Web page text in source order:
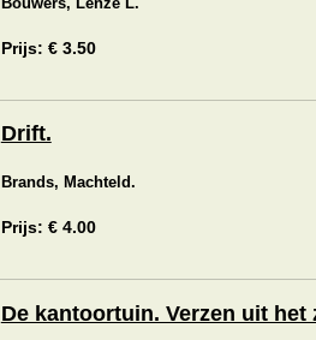
Prijs: € 3.50
Drift.
Brands, Machteld.
Prijs: € 4.00
De kantoortuin. Verzen uit het